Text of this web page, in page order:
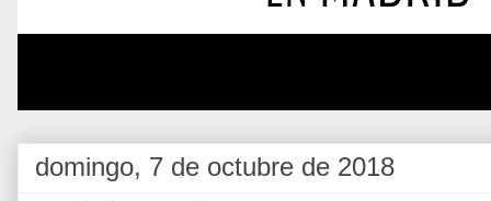
domingo, 7 de octubre de 2018